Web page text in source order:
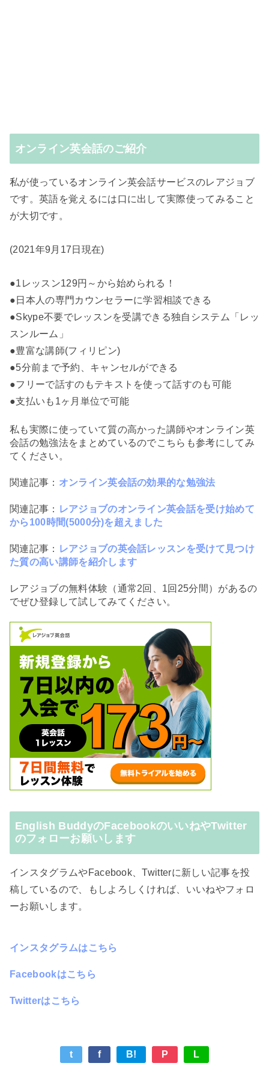
オンライン英会話のご紹介
私が使っているオンライン英会話サービスのレアジョブ
です。英語を覚えるには口に出して実際使ってみること
が大切です。
(2021年9月17日現在)
●1レッスン129円～から始められる！
●日本人の専門カウンセラーに学習相談できる
●Skype不要でレッスンを受講できる独自システム「レッ
スンルーム」
●豊富な講師(フィリピン)
●5分前まで予約、キャンセルができる
●フリーで話すのもテキストを使って話すのも可能
●支払いも1ヶ月単位で可能
私も実際に使っていて質の高かった講師やオンライン英
会話の勉強法をまとめているのでこちらも参考にしてみ
てください。
関連記事： オンライン英会話の効果的な勉強法
関連記事： レアジョブのオンライン英会話を受け始めて
から100時間(5000分)を超えました
関連記事： レアジョブの英会話レッスンを受けて見つけ
た質の高い講師を紹介します
レアジョブの無料体験（通常2回、1回25分間）があるの
でぜひ登録して試してみてください。
English BuddyのFacebookのいいねやTwitter
のフォローお願いします
インスタグラムやFacebook、Twitterに新しい記事を投
稿しているので、もしよろしくければ、いいねやフォロ
ーお願いします。
インスタグラムはこちら
Facebookはこちら
Twitterはこちら
t f B! P L